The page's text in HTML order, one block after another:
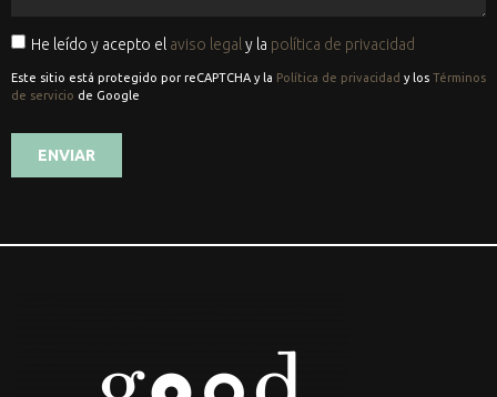
He leído y acepto el aviso legal y la política de privacidad
Este sitio está protegido por reCAPTCHA y la Política de privacidad y los Términos
de servicio de Google
ENVIAR